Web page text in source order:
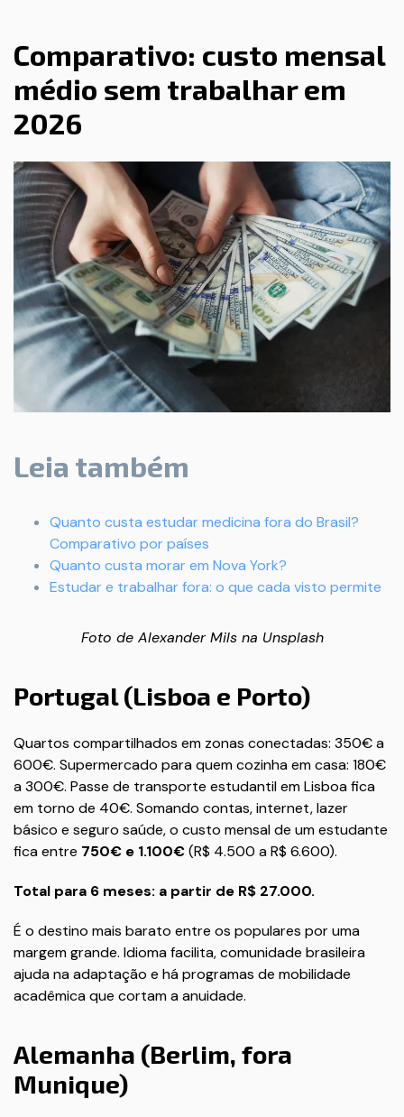
Comparativo: custo mensal
médio sem trabalhar em
2026
Leia também
Quanto custa estudar medicina fora do Brasil?
Comparativo por países
Quanto custa morar em Nova York?
Estudar e trabalhar fora: o que cada visto permite
Foto de Alexander Milsna Unsplash
Portugal (Lisboa e Porto)
Quartos compartilhados em zonas conectadas: 350€ a
600€. Supermercado para quem cozinha em casa: 180€
a 300€. Passe de transporte estudantil em Lisboa fica
em torno de 40€. Somando contas, internet, lazer
básico e seguro saúde, o custo mensal de um estudante
fica entre 750€ e 1.100€(R$ 4.500 a R$ 6.600).
Total para 6 meses: a partir de R$ 27.000.
É o destino mais barato entre os populares por uma
margem grande. Idioma facilita, comunidade brasileira
ajuda na adaptação e há programas de mobilidade
acadêmica que cortam a anuidade.
Alemanha (Berlim, fora
Munique)